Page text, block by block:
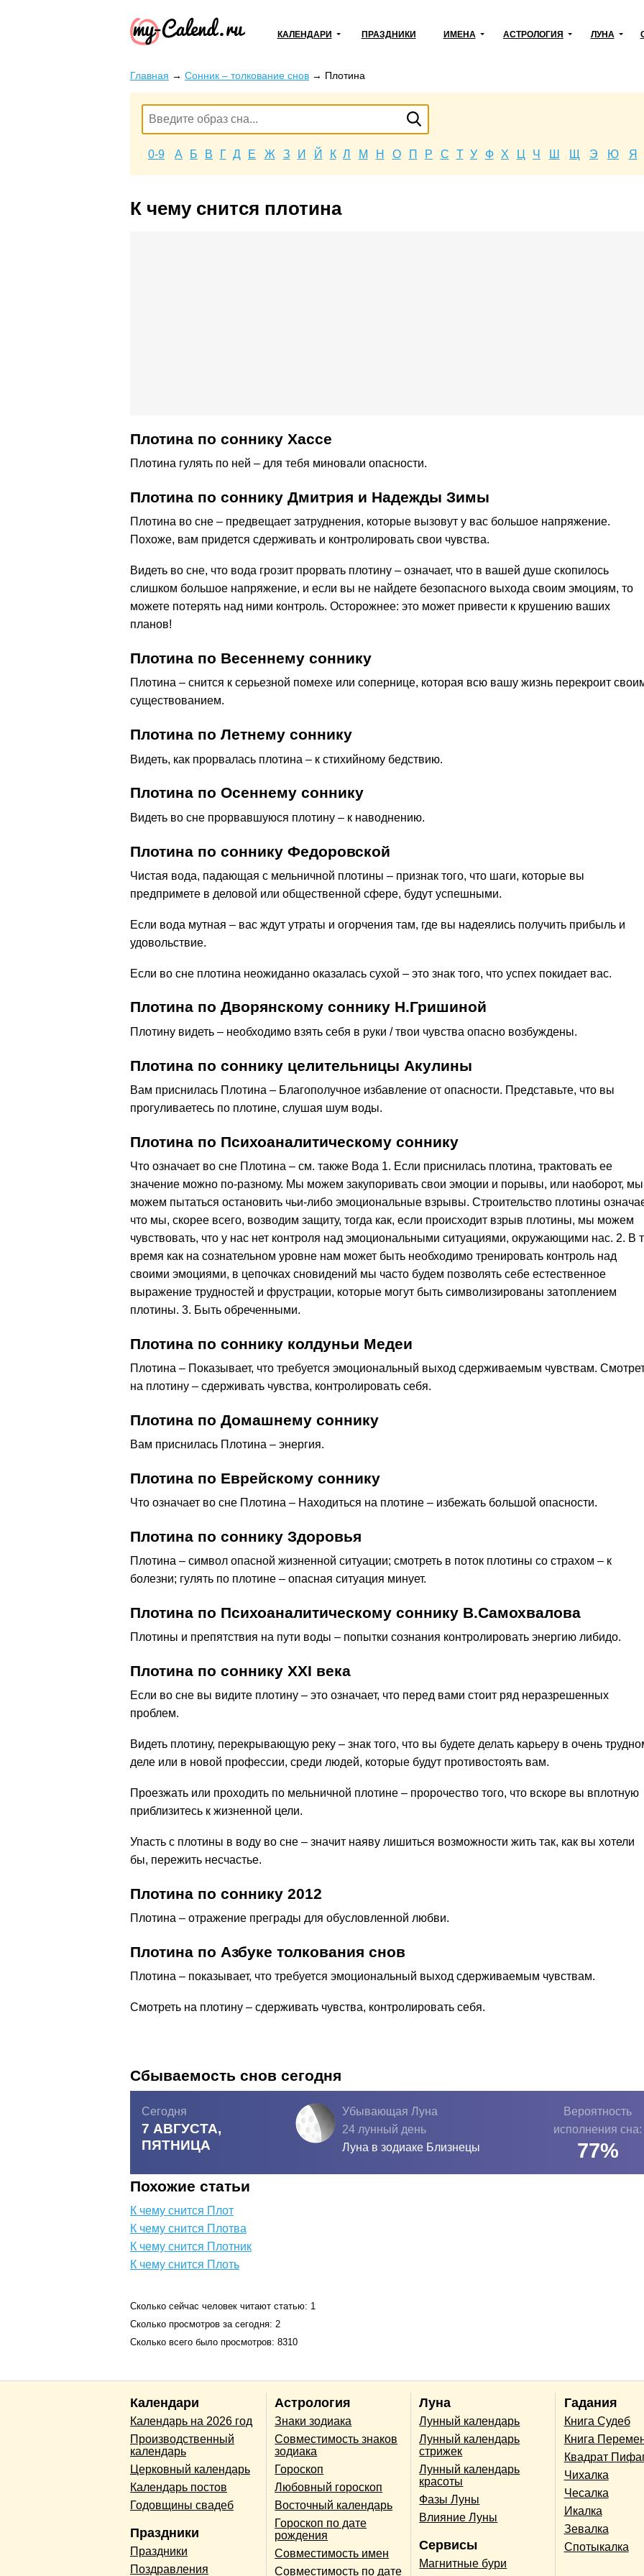
КАЛЕНДАРИ ПРАЗДНИКИ ИМЕНА АСТРОЛОГИЯ ЛУНА
Главная → Сонник – толкование снов → Плотина
0-9 А Б В Г Д Е Ж З И Й К Л М Н О П Р С Т У Ф Х Ц Ч Ш Щ Э Ю Я
К чему снится плотина
Плотина по соннику Хассе
Плотина гулять по ней – для тебя миновали опасности.
Плотина по соннику Дмитрия и Надежды Зимы
Плотина во сне – предвещает затруднения, которые вызовут у вас большое напряжение.
Похоже, вам придется сдерживать и контролировать свои чувства.
Видеть во сне, что вода грозит прорвать плотину – означает, что в вашей душе скопилось
слишком большое напряжение, и если вы не найдете безопасного выхода своим эмоциям, то
можете потерять над ними контроль. Осторожнее: это может привести к крушению ваших
планов!
Плотина по Весеннему соннику
Плотина – снится к серьезной помехе или сопернице, которая всю вашу жизнь перекроит
существованием.
Плотина по Летнему соннику
Видеть, как прорвалась плотина – к стихийному бедствию.
Плотина по Осеннему соннику
Видеть во сне прорвавшуюся плотину – к наводнению.
Плотина по соннику Федоровской
Чистая вода, падающая с мельничной плотины – признак того, что шаги, которые вы
предпримете в деловой или общественной сфере, будут успешными.
Если вода мутная – вас ждут утраты и огорчения там, где вы надеялись получить прибыль и
удовольствие.
Если во сне плотина неожиданно оказалась сухой – это знак того, что успех покидает вас.
Плотина по Дворянскому соннику Н.Гришиной
Плотину видеть – необходимо взять себя в руки / твои чувства опасно возбуждены.
Плотина по соннику целительницы Акулины
Вам приснилась Плотина – Благополучное избавление от опасности. Представьте, что вы
прогуливаетесь по плотине, слушая шум воды.
Плотина по Психоаналитическому соннику
Что означает во сне Плотина – см. также Вода 1. Если приснилась плотина, трактовать ее
значение можно по-разному. Мы можем закупоривать свои эмоции и порывы, или наоборот, мы
можем пытаться остановить чьи-либо эмоциональные взрывы. Строительство плотины
что мы, скорее всего, возводим защиту, тогда как, если происходит взрыв плотины, мы можем
чувствовать, что у нас нет контроля над эмоциональными ситуациями, окружающими нас. 2. В
время как на сознательном уровне нам может быть необходимо тренировать контроль над
своими эмоциями, в цепочках сновидений мы часто будем позволять себе естественное
выражение трудностей и фрустрации, которые могут быть символизированы затоплением
плотины. 3. Быть обреченными.
Плотина по соннику колдуньи Медеи
Плотина – Показывает, что требуется эмоциональный выход сдерживаемым чувствам.
на плотину – сдерживать чувства, контролировать себя.
Плотина по Домашнему соннику
Вам приснилась Плотина – энергия.
Плотина по Еврейскому соннику
Что означает во сне Плотина – Находиться на плотине – избежать большой опасности.
Плотина по соннику Здоровья
Плотина – символ опасной жизненной ситуации; смотреть в поток плотины со страхом – к
болезни; гулять по плотине – опасная ситуация минует.
Плотина по Психоаналитическому соннику В.Самохвалова
Плотины и препятствия на пути воды – попытки сознания контролировать энергию либидо.
Плотина по соннику ХХІ века
Если во сне вы видите плотину – это означает, что перед вами стоит ряд неразрешенных
проблем.
Видеть плотину, перекрывающую реку – знак того, что вы будете делать карьеру в очень
деле или в новой профессии, среди людей, которые будут противостоять вам.
Проезжать или проходить по мельничной плотине – пророчество того, что вскоре вы вплотную
приблизитесь к жизненной цели.
Упасть с плотины в воду во сне – значит наяву лишиться возможности жить так, как вы хотели
бы, пережить несчастье.
Плотина по соннику 2012
Плотина – отражение преграды для обусловленной любви.
Плотина по Азбуке толкования снов
Плотина – показывает, что требуется эмоциональный выход сдерживаемым чувствам.
Смотреть на плотину – сдерживать чувства, контролировать себя.
Сбываемость снов сегодня
Сегодня
7 АВГУСТА,
ПЯТНИЦА
Убывающая Луна
24 лунный день
Луна в зодиаке Близнецы
Вероятность
исполнения сна:
77%
Похожие статьи
К чему снится Плот
К чему снится Плотва
К чему снится Плотник
К чему снится Плоть
Сколько сейчас человек читают статью: 1
Сколько просмотров за сегодня: 2
Сколько всего было просмотров: 8310
Календари
Календарь на 2026 год
Производственный
календарь
Церковный календарь
Календарь постов
Годовщины свадеб
Праздники
Праздники
Поздравления
Астрология
Знаки зодиака
Совместимость знаков
зодиака
Гороскоп
Любовный гороскоп
Восточный календарь
Гороскоп по дате
рождения
Совместимость имен
Совместимость по дате
Луна
Лунный календарь
Лунный календарь
стрижек
Лунный календарь
красоты
Фазы Луны
Влияние Луны
Сервисы
Магнитные бури
Гадания
Книга Судеб
Книга
Квадрат
Чихалка
Чесалка
Икалка
Зевалка
Спотыкалка